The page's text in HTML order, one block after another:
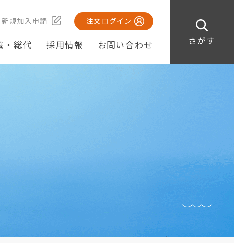
さがす
新規加入申請 注文ログイン
・総代 採用情報 お問い合わせ